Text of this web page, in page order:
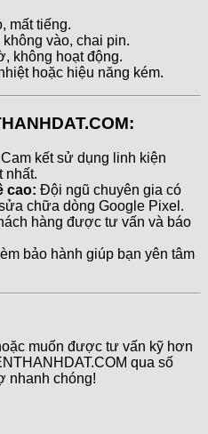
mất tiếng.
vào, chai pin.
không hoạt động.
hoặc hiệu năng kém.
Cam kết sử dụng linh kiện
nhất.
cao: Đội ngũ chuyên gia có
chữa dòng Google Pixel.
hàng được tư vấn và báo
bảo hành giúp bạn yên tâm
muốn được tư vấn kỹ hơn
qua số
nhanh chóng!